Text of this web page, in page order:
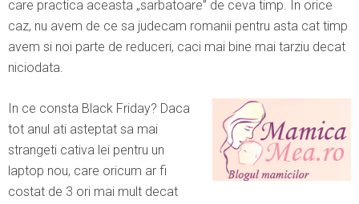
care practica aceasta „sarbatoare” de ceva timp. In orice
caz, nu avem de ce sa judecam romanii pentru asta cat timp
avem si noi parte de reduceri, caci mai bine mai tarziu decat
niciodata.
In ce consta Black Friday? Daca
tot anul ati asteptat sa mai
strangeti cativa lei pentru un
laptop nou, care oricum ar fi
costat de 3 ori mai mult decat